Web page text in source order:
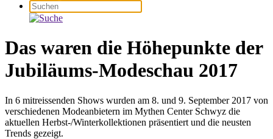
Das waren die Höhepunkte der
Jubiläums-Modeschau 2017
In 6 mitreissenden Shows wurden am 8. und 9. September 2017 von
verschiedenen Modeanbietern im Mythen Center Schwyz die
aktuellen Herbst-/Winterkollektionen präsentiert und die neusten
Trends gezeigt.